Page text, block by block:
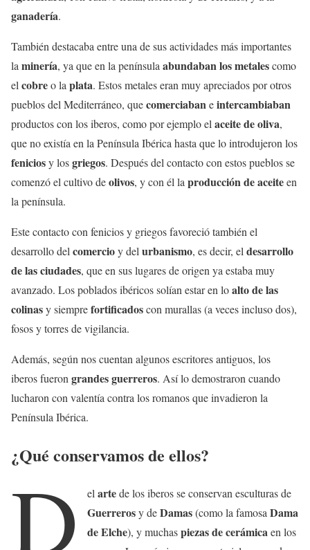
ganadería.
También destacaba entre una de sus actividades más importantes
la minería, ya que en la península abundaban los metalescomo
el cobreo la plata. Estos metales eran muy apreciados por otros
pueblos del Mediterráneo, quecomerciabaneintercambiaban
productos con los iberos, como por ejemplo el aceite de oliva,
que no existía en la Península Ibérica hasta que lo introdujeron los
feniciosy losgriegos. Después del contacto con estos pueblos se
comenzó el cultivo deolivos, y con él la producción de aceiteen
la península.
Este contacto con fenicios y griegos favoreció también el
desarrollo del comercioy del urbanismo, es decir, el desarrollo
de las ciudades, que en sus lugares de origen ya estaba muy
avanzado. Los poblados ibéricos solían estar en loalto de las
colinasy siemprefortificadoscon murallas (a veces incluso dos),
fosos y torres de vigilancia.
Además, según nos cuentan algunos escritores antiguos, los
iberos fueron grandes guerreros. Así lo demostraron cuando
lucharon con valentía contra los romanos que invadieron la
Península Ibérica.
¿Qué conservamos de ellos?
D elartede los iberos se conservan esculturas de
Guerrerosy deDamas(como la famosa Dama
de Elche), y muchaspiezas de cerámicaen los